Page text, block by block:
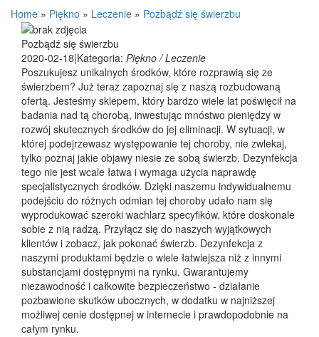
Home » Piękno » Leczenie » Pozbądź się świerzbu
Pozbądź się świerzbu
2020-02-18|Kategoria: Piękno / Leczenie
Poszukujesz unikalnych środków, które rozprawią się ze
świerzbem? Już teraz zapoznaj się z naszą rozbudowaną
ofertą. Jesteśmy sklepem, który bardzo wiele lat poświęcił na
badania nad tą chorobą, inwestując mnóstwo pieniędzy w
rozwój skutecznych środków do jej eliminacji. W sytuacji, w
której podejrzewasz występowanie tej choroby, nie zwlekaj,
tylko poznaj jakie objawy niesie ze sobą świerzb. Dezynfekcja
tego nie jest wcale łatwa i wymaga użycia naprawdę
specjalistycznych środków. Dzięki naszemu indywidualnemu
podejściu do różnych odmian tej choroby udało nam się
wyprodukować szeroki wachlarz specyfików, które doskonale
sobie z nią radzą. Przyłącz się do naszych wyjątkowych
klientów i zobacz, jak pokonać świerzb. Dezynfekcja z
naszymi produktami będzie o wiele łatwiejsza niż z innymi
substancjami dostępnymi na rynku. Gwarantujemy
niezawodność i całkowite bezpieczeństwo - działanie
pozbawione skutków ubocznych, w dodatku w najniższej
możliwej cenie dostępnej w internecie i prawdopodobnie na
całym rynku.